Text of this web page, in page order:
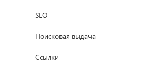
SEO
Поисковая выдача
Ссылки